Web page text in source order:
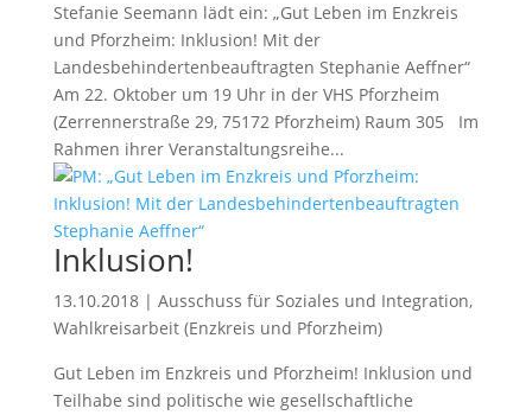
Stefanie Seemann lädt ein: „Gut Leben im Enzkreis
und Pforzheim: Inklusion! Mit der
Landesbehindertenbeauftragten Stephanie Aeffner“
Am 22. Oktober um 19 Uhr in der VHS Pforzheim
(Zerrennerstraße 29, 75172 Pforzheim) Raum 305 Im
Rahmen ihrer Veranstaltungsreihe...
Inklusion!
13.10.2018| Ausschuss für Soziales und Integration,
Wahlkreisarbeit (Enzkreis und Pforzheim)
Gut Leben im Enzkreis und Pforzheim! Inklusion und
Teilhabe sind politische wie gesellschaftliche